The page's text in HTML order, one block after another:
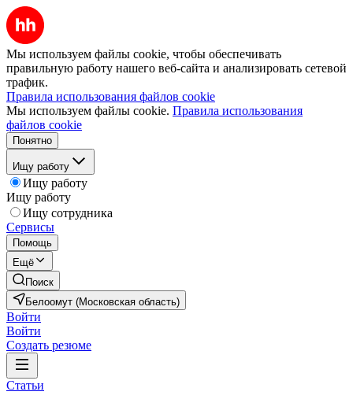
Мы используем файлы cookie, чтобы обеспечивать
правильную работу нашего веб-сайта и анализировать сетевой
трафик.
Правила использования файлов cookie
Мы используем файлы cookie. Правила использования
файлов cookie
Понятно
Ищу работу
Ищу работу
Ищу работу
Ищу сотрудника
Сервисы
Помощь
Ещё
Поиск
Белоомут (Московская область)
Войти
Войти
Создать резюме
Статьи